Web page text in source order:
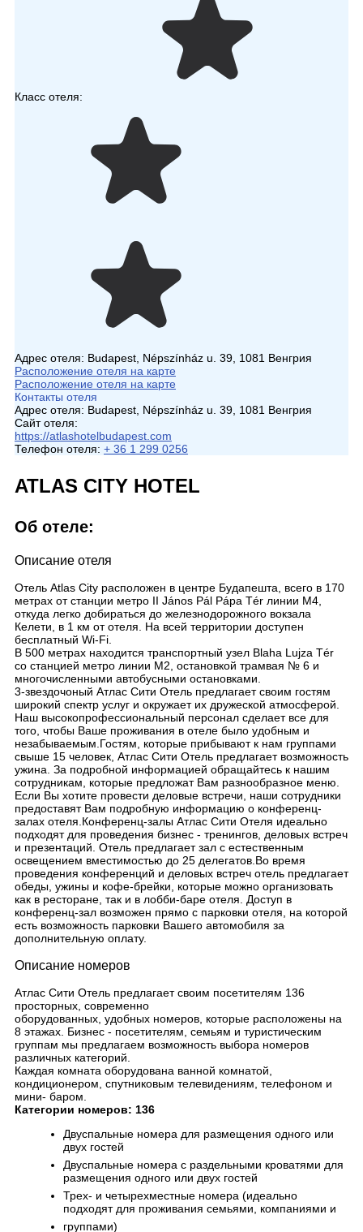
Класс отеля:
Адрес отеля: Budapest, Népszínház u. 39, 1081 Венгрия
Расположение отеля на карте
Расположение отеля на карте
Контакты отеля
Адрес отеля: Budapest, Népszínház u. 39, 1081 Венгрия
Сайт отеля:
https://atlashotelbudapest.com
Телефон отеля: + 36 1 299 0256
ATLAS CITY HOTEL
Об отеле:
Описание отеля
Отель Atlas City расположен в центре Будапешта, всего в 170
метрах от станции метро II János Pál Pápa Tér линии М4,
откуда легко добираться до железнодорожного вокзала
Келети, в 1 км от отеля. На всей территории доступен
бесплатный Wi-Fi.
В 500 метрах находится транспортный узел Blaha Lujza Tér
со станцией метро линии М2, остановкой трамвая № 6 и
многочисленными автобусными остановками.
3-звездочоный Атлас Сити Отель предлагает своим гостям
широкий спектр услуг и окружает их дружеской атмосферой.
Наш высокопрофессиональный персонал сделает все для
того, чтобы Ваше проживания в отеле было удобным и
незабываемым.Гостям, которые прибывают к нам группами
свыше 15 человек, Атлас Сити Отель предлагает возможность
ужина. За подробной информацией обращайтесь к нашим
сотрудникам, которые предложат Вам разнообразное меню.
Если Вы хотите провести деловые встречи, наши сотрудники
предоставят Вам подробную информацию о конференц-
залах отеля.Конференц-залы Атлас Сити Отеля идеально
подходят для проведения бизнес - тренингов, деловых встреч
и презентаций. Отель предлагает зал с естественным
освещением вместимостью до 25 делегатов.Во время
проведения конференций и деловых встреч отель предлагает
обеды, ужины и кофе-брейки, которые можно организовать
как в ресторане, так и в лобби-баре отеля. Доступ в
конференц-зал возможен прямо с парковки отеля, на которой
есть возможность парковки Вашего автомобиля за
дополнительную оплату.
Описание номеров
Атлас Сити Отель предлагает своим посетителям 136
просторных, современно
оборудованных, удобных номеров, которые расположены на
8 этажах. Бизнес - посетителям, семьям и туристическим
группам мы предлагаем возможность выбора номеров
различных категорий.
Каждая комната оборудована ванной комнатой,
кондиционером, спутниковым телевидениям, телефоном и
мини- баром.
Категории номеров: 136
Двуспальные номера для размещения одного или
двух гостей
Двуспальные номера с раздельными кроватями для
размещения одного или двух гостей
Трех- и четырехместные номера (идеально
подходят для проживания семьями, компаниями и
группами)